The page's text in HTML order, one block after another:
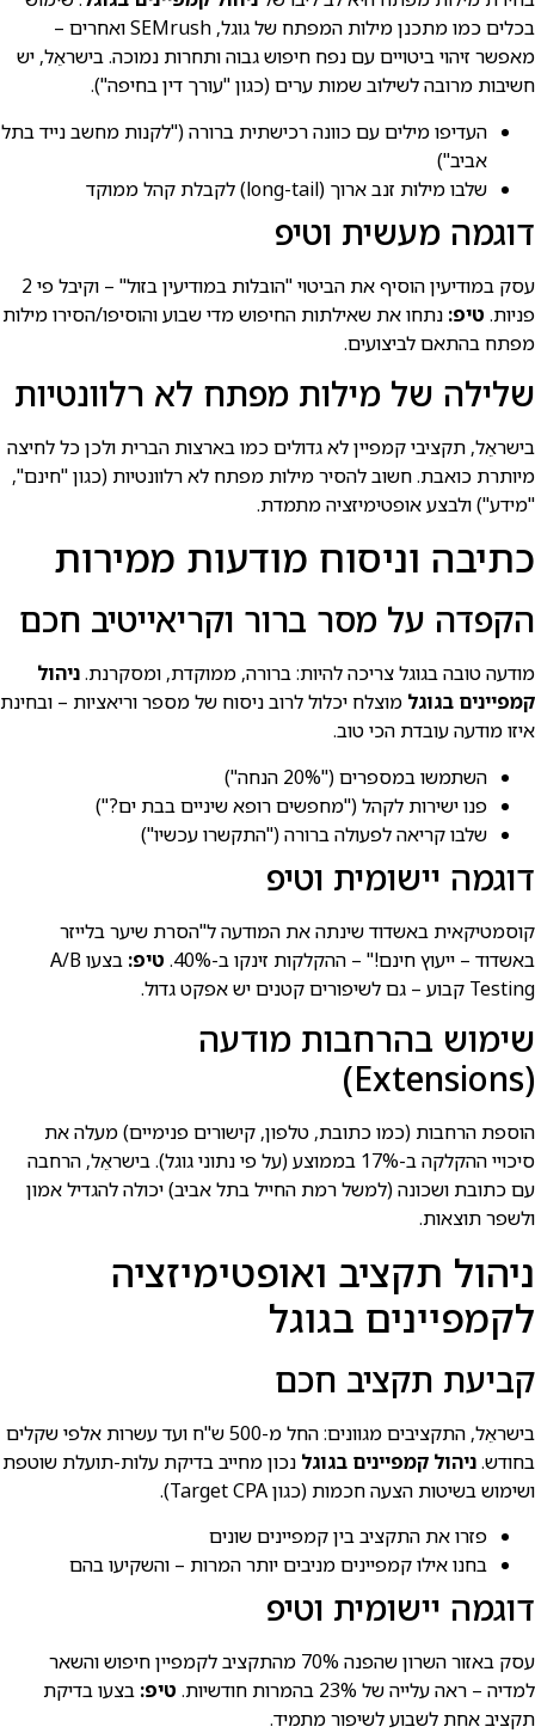
בכלים כמו מתכנן מילות המפתח של גוגל, SEMrush ואחרים –
מאפשר זיהוי ביטויים עם נפח חיפוש גבוה ותחרות נמוכה. בישראֵל, יש
חשיבות מרובה לשילוב שמות ערים (כגון "עורך דין בחיפה").
העדיפו מילים עם כוונה רכישתית ברורה ("לקנות מחשב נייד בתל
אביב")
שלבו מילות זנב ארוך (long-tail) לקבלת קהל ממוקד
דוגמה מעשית וטיפ
עסק במודיעין הוסיף את הביטוי "הובלות במודיעין בזול" – וקיבל פי 2
פניות. טיפ: נתחו את שאילתות החיפוש מדי שבוע והוסיפו/הסירו מילות
מפתח בהתאם לביצועים.
שלילה של מילות מפתח לא רלוונטיות
בישראֵל, תקציבי קמפיין לא גדולים כמו בארצות הברית ולכן כל לחיצה
מיותרת כואבת. חשוב להסיר מילות מפתח לא רלוונטיות (כגון "חינם",
"מידע") ולבצע אופטימיזציה מתמדת.
כתיבה וניסוח מודעות ממירות
הקפדה על מסר ברור וקריאייטיב חכם
מודעה טובה בגוגל צריכה להיות: ברורה, ממוקדת, ומסקרנת.ניהול
קמפיינים בגוגל מוצלח יכלול לרוב ניסוח של מספר וריאציות – ובחינת
איזו מודעה עובדת הכי טוב.
השתמשו במספרים ("20% הנחה")
פנו ישירות לקהל ("מחפשים רופא שיניים בבת ים?")
שלבו קריאה לפעולה ברורה ("התקשרו עכשיו")
דוגמה יישומית וטיפ
קוסמטיקאית באשדוד שינתה את המודעה ל"הסרת שיער בלייזר
באשדוד – ייעוץ חינם!" – ההקלקות זינקו ב-40%.
טיפ:
בצעו A/B
Testing קבוע – גם לשיפורים קטנים יש אפקט גדול.
שימוש בהרחבות מודעה
(Extensions)
הוספת הרחבות (כמו כתובת, טלפון, קישורים פנימיים) מעלה את
סיכויי ההקלקה ב-17% בממוצע (על פי נתוני גוגל). בישראֵל, הרחבה
עם כתובת ושכונה (למשל רמת החייל בתל אביב) יכולה להגדיל אמון
ולשפר תוצאות.
ניהול תקציב ואופטימיזציה
לקמפיינים בגוגל
קביעת תקציב חכם
בישראֵל, התקציבים מגוונים: החל מ-500 ש"ח ועד עשרות אלפי שקלים
בחודש.ניהול קמפיינים בגוגל נכון מחייב בדיקת עלות-תועלת שוטפת
ושימוש בשיטות הצעה חכמות (כגון Target CPA).
פזרו את התקציב בין קמפיינים שונים
בחנו אילו קמפיינים מניבים יותר המרות – והשקיעו בהם
דוגמה יישומית וטיפ
עסק באזור השרון שהפנה 70% מהתקציב לקמפיין חיפוש והשאר
למדיה – ראה עלייה של 23% בהמרות חודשיות.
טיפ: בצעו בדיקת
תקציב אחת לשבוע לשיפור מתמיד.